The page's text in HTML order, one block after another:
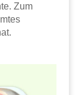
Zum